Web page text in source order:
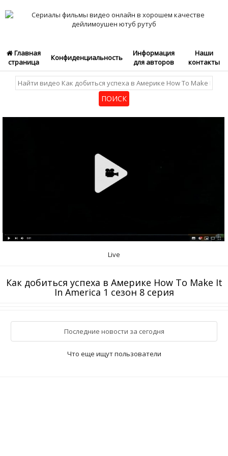
Главная
страница
Конфиденциальность
Информация
для авторов
Наши
контакты
Live
Как добиться успеха в Америке How To Make It
In America 1 сезон 8 серия
Последние новости за сегодня
Что еще ищут пользователи